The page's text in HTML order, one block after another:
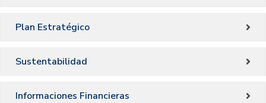
Plan Estratégico
Sustentabilidad
Informaciones Financieras